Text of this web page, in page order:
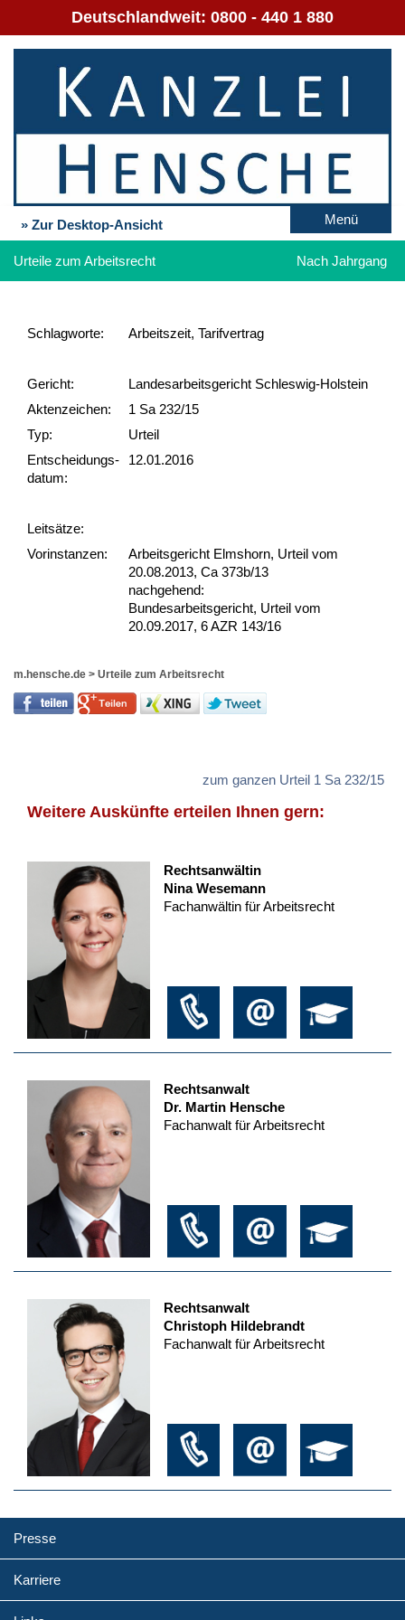
Deutschlandweit: 0800 - 440 1 880
» Zur Desktop-Ansicht Menü
Urteile zum Arbeitsrecht Nach Jahrgang
Schlag­worte: Arbeitszeit, Tarifvertrag
Gericht:
Landesarbeitsgericht Schleswig-Holstein
Akten­zeichen:
1 Sa 232/15
Typ:
Urteil
Ent­scheid­ungs­
datum:
12.01.2016
Leit­sätze:
Vor­ins­tan­zen:
Arbeitsgericht Elmshorn, Urteil vom
20.08.2013, Ca 373b/13
nachgehend:
Bundesarbeitsgericht, Urteil vom
20.09.2017, 6 AZR 143/16
m.hensche.de > Urteile zum Arbeitsrecht
zum ganzen Urteil 1 Sa 232/15
Weitere Auskünfte erteilen Ihnen gern:
Rechtsanwältin
Nina Wesemann
Fachanwältin für Arbeitsrecht
Rechtsanwalt
Dr. Martin Hensche
Fachanwalt für Arbeitsrecht
Rechtsanwalt
Christoph Hildebrandt
Fachanwalt für Arbeitsrecht
Presse
Karriere